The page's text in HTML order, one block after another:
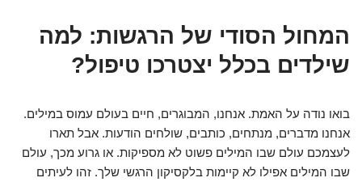
המחול הסודי של הרגשות: למה
שילדים בכלל יצטרכו טיפול?
בואו נודה על האמת. אנחנו, המבוגרים, חיים בעולם עמוס במילים.
אנחנו מדברים, מנתחים, כותבים, שולחים הודעות. אבל תארו
לעצמכם עולם שבו המילים פשוט לא מספיקות. או גרוע מכך, עולם
שבו המילים אפילו לא קיימות בלקסיקון הרגשי שלך. זהו לעיתים